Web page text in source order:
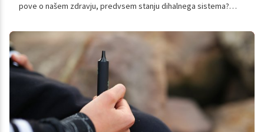
pove o našem zdravju, predvsem stanju dihalnega sistema?
pozorni, če pride do določenih napredovalnih znakov.